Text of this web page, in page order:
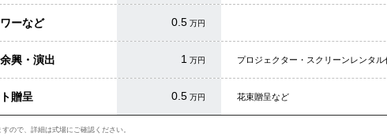
ーなど 0.5 万円
興・演出 1 万円 プロジェクター・スクリーンレンタル
贈呈 0.5 万円 花束贈呈など
ので、詳細は式場にご確認ください。